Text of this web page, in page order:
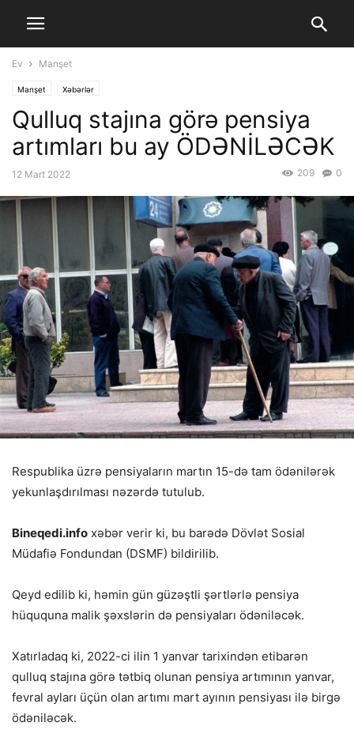
Ev Manşet
Manşet Xəbərlər
Qulluq stajına görə pensiya
artımları bu ay ÖDƏNİLƏCƏK
12 Mart 2022 0
209
Respublika üzrə pensiyaların martın 15-də tam ödənilərək
yekunlaşdırılması nəzərdə tutulub.
Bineqedi.info xəbər verir ki, bu barədə Dövlət Sosial
Müdafiə Fondundan (DSMF) bildirilib.
Qeyd edilib ki, həmin gün güzəştli şərtlərlə pensiya
hüququna malik şəxslərin də pensiyaları ödəniləcək.
Xatırladaq ki, 2022-ci ilin 1 yanvar tarixindən etibarən
qulluq stajına görə tətbiq olunan pensiya artımının yanvar,
fevral ayları üçün olan artımı mart ayının pensiyası ilə birgə
ödəniləcək.